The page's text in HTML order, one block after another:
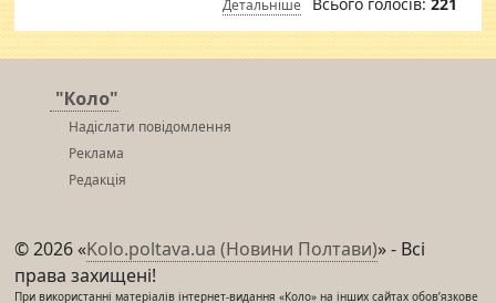
Детальніше
"Коло"
Надіслати повідомлення
Реклама
Редакція
© 2026 «Kolo.poltava.ua (Новини Полтави)» - Всі
права захищені!
При використанні матеріалів інтернет-видання «Коло» на інших сайтах обов’язкове